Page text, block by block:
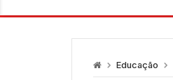
Educação